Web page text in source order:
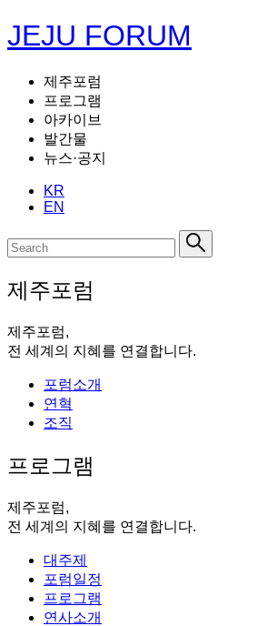
JEJU FORUM
제주포럼
프로그램
아카이브
발간물
뉴스·공지
KR
EN
제주포럼
제주포럼,
전 세계의 지혜를 연결합니다.
포럼소개
연혁
조직
프로그램
제주포럼,
전 세계의 지혜를 연결합니다.
대주제
포럼일정
프로그램
연사소개